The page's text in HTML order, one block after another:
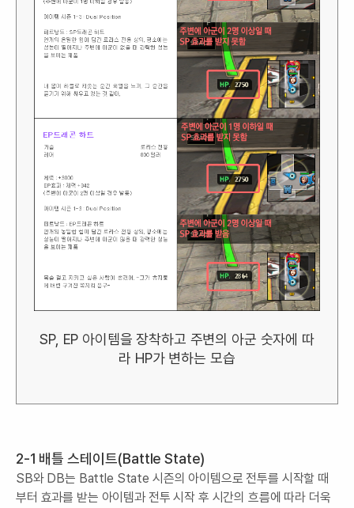
SP, EP 아이템을 장착하고 주변의 아군 숫자에 따
라 HP가 변하는 모습
2-1 배틀 스테이트(Battle State)
SB와 DB는 Battle State 시즌의 아이템으로 전투를 시작할 때
부터 효과를 받는 아이템과 전투 시작 후 시간의 흐름에 따라 더욱